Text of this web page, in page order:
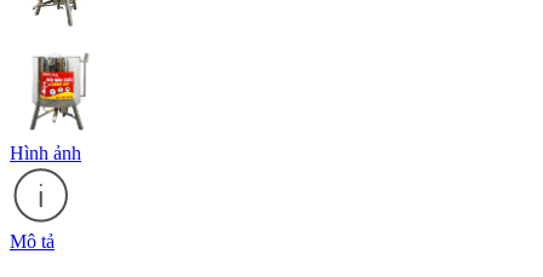
Hình ảnh
Mô tả